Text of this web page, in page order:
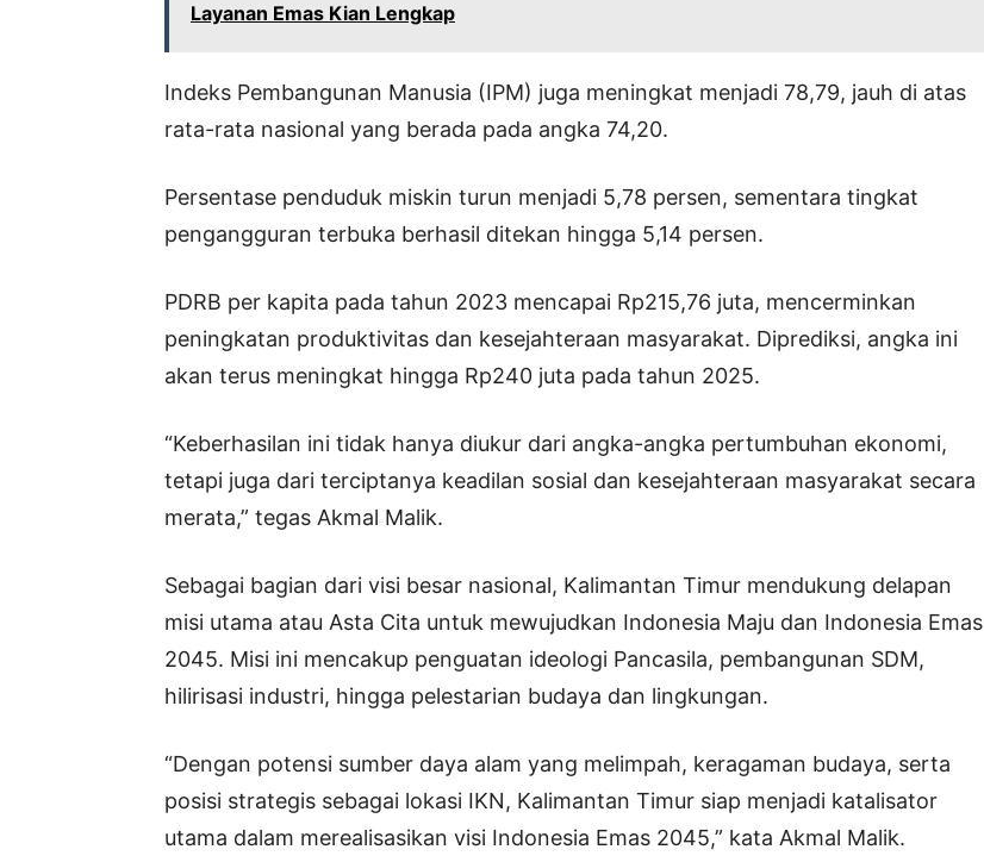
Layanan Emas Kian Lengkap
Indeks Pembangunan Manusia (IPM) juga meningkat menjadi 78,79, jauh di atas
rata-rata nasional yang berada pada angka 74,20.
Persentase penduduk miskin turun menjadi 5,78 persen, sementara tingkat
pengangguran terbuka berhasil ditekan hingga 5,14 persen.
PDRB per kapita pada tahun 2023 mencapai Rp215,76 juta, mencerminkan
peningkatan produktivitas dan kesejahteraan masyarakat. Diprediksi, angka ini
akan terus meningkat hingga Rp240 juta pada tahun 2025.
“Keberhasilan ini tidak hanya diukur dari angka-angka pertumbuhan ekonomi,
tetapi juga dari terciptanya keadilan sosial dan kesejahteraan masyarakat secara
merata,” tegas Akmal Malik.
Sebagai bagian dari visi besar nasional, Kalimantan Timur mendukung delapan
misi utama atau Asta Cita untuk mewujudkan Indonesia Maju dan Indonesia Emas
2045. Misi ini mencakup penguatan ideologi Pancasila, pembangunan SDM,
hilirisasi industri, hingga pelestarian budaya dan lingkungan.
“Dengan potensi sumber daya alam yang melimpah, keragaman budaya, serta
posisi strategis sebagai lokasi IKN, Kalimantan Timur siap menjadi katalisator
utama dalam merealisasikan visi Indonesia Emas 2045,” kata Akmal Malik.